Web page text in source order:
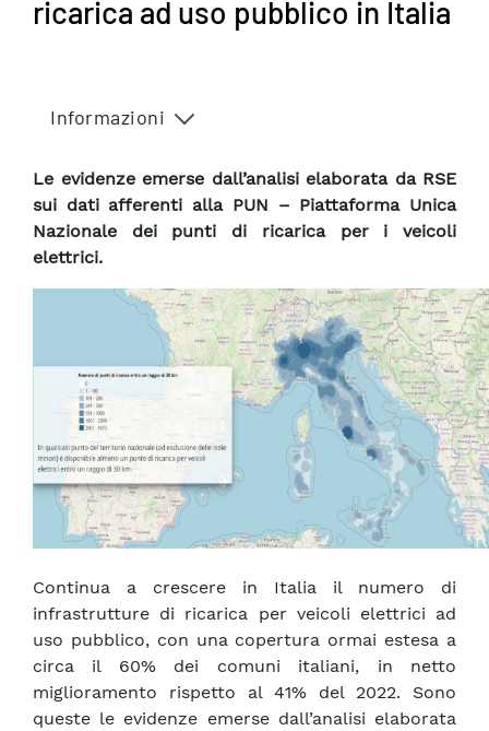
ricarica ad uso pubblico in Italia
Informazioni
Le evidenze emerse dall’analisi elaborata da RSE
sui dati afferenti alla PUN – Piattaforma Unica
Nazionale dei punti di ricarica per i veicoli
elettrici.
Continua a crescere in Italia il numero di
infrastrutture di ricarica per veicoli elettrici ad
uso pubblico, con una copertura ormai estesa a
circa il 60% dei comuni italiani, in netto
miglioramento rispetto al 41% del 2022. Sono
queste le evidenze emerse dall’analisi elaborata